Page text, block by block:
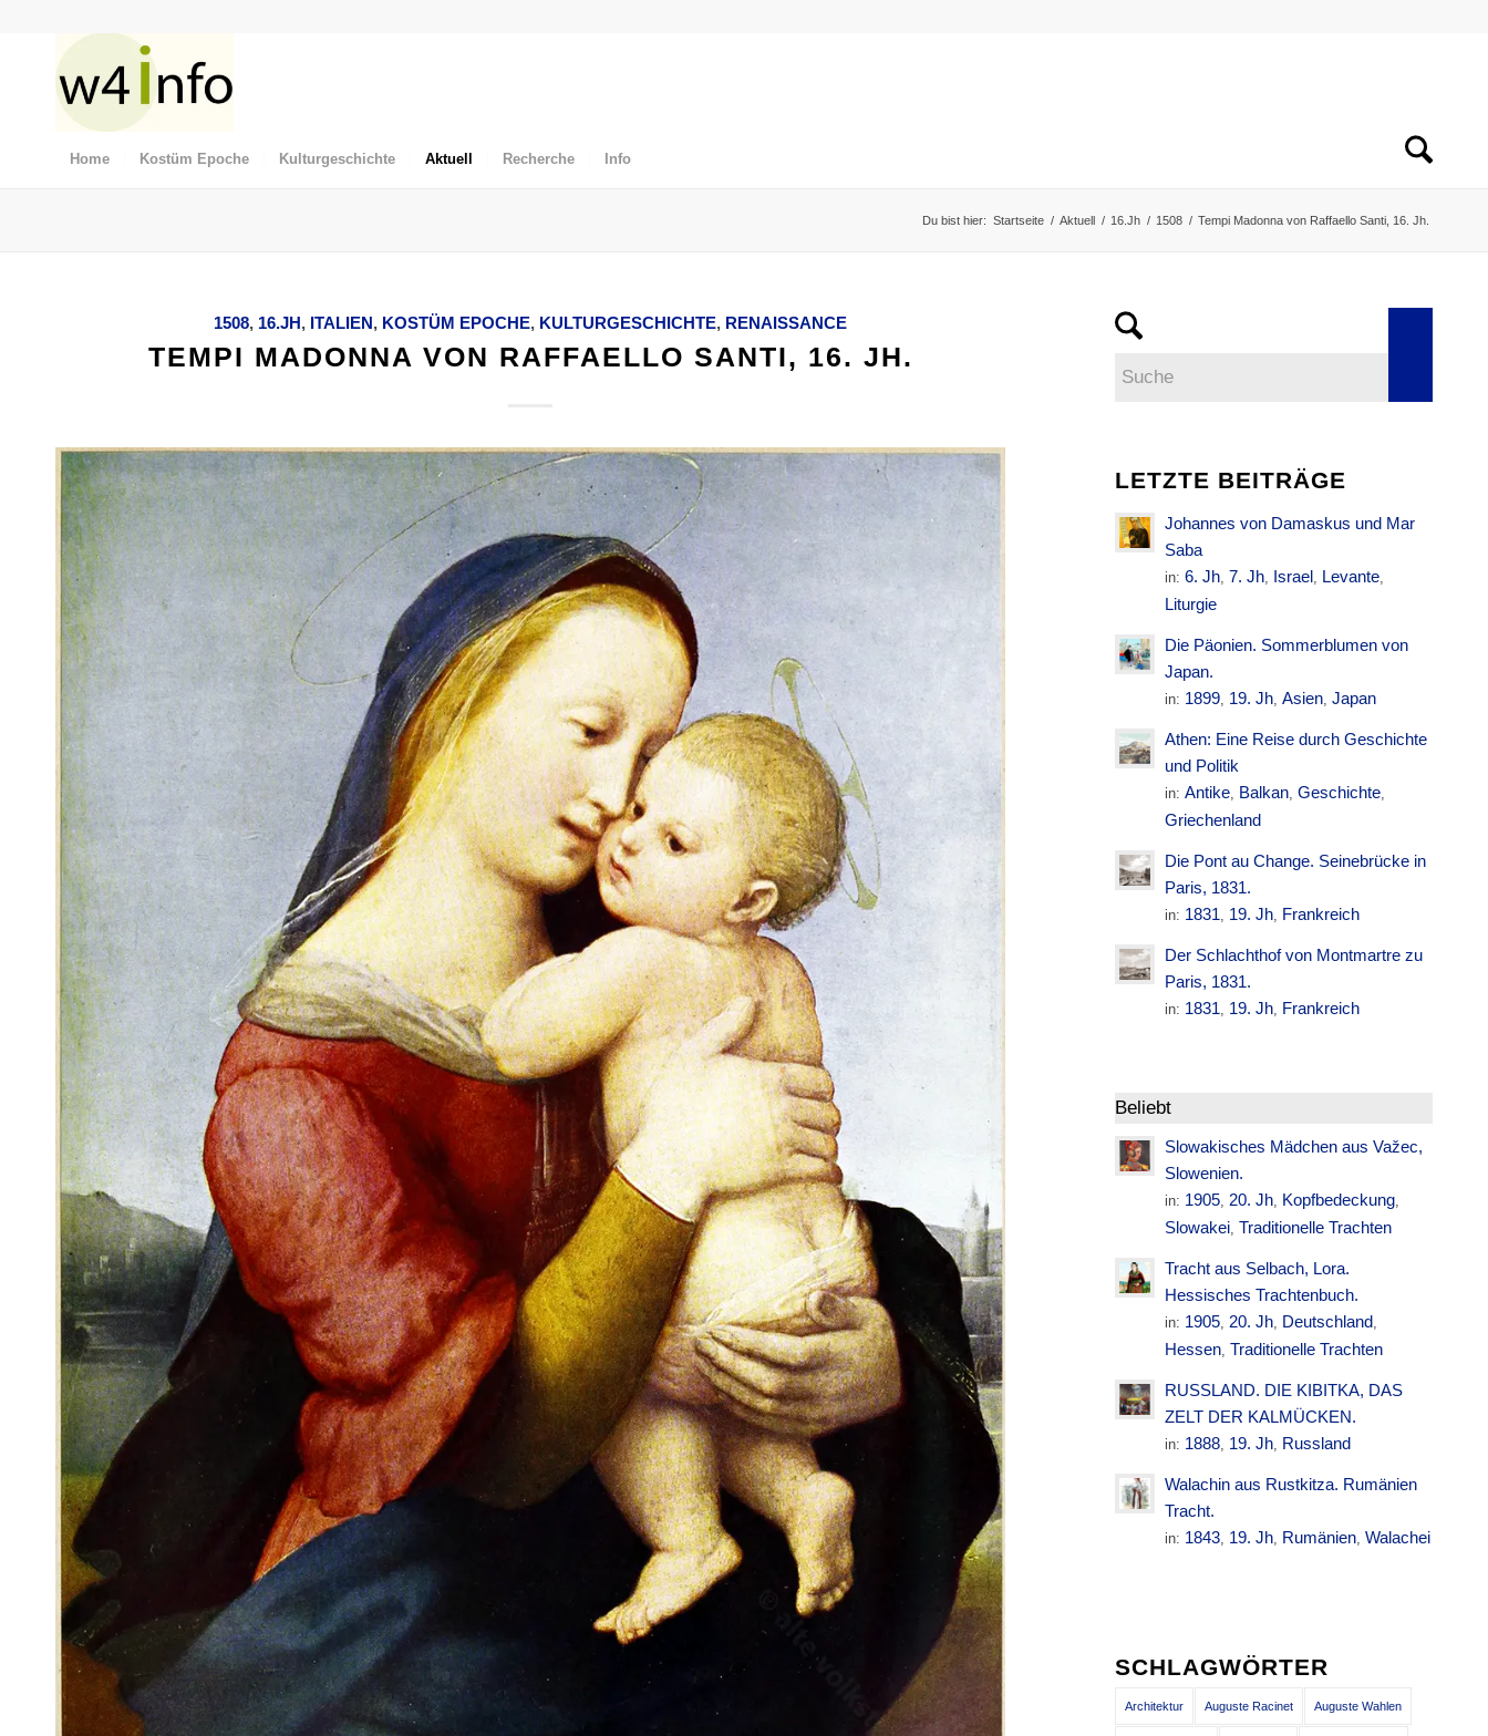
Home Kostüm Epoche Kulturgeschichte Aktuell Recherche Info
Du bist hier: Startseite / Aktuell / 16.Jh / 1508 / Tempi Madonna von Raffaello Santi, 16. Jh.
1508, 16.JH, ITALIEN, KOSTÜM EPOCHE, KULTURGESCHICHTE, RENAISSANCE
TEMPI MADONNA VON RAFFAELLO SANTI, 16. JH.
LETZTE BEITRÄGE
Johannes von Damaskus und Mar
Saba
in:6. Jh, 7. Jh, Israel, Levante,
Liturgie
Die Päonien. Sommerblumen von
Japan.
in: 1899, 19. Jh,Asien,Japan
Athen: Eine Reise durch Geschichte
und Politik
in:Antike, Balkan,Geschichte,
Griechenland
Die Pont au Change. Seinebrücke in
Paris, 1831.
in: 1831, 19. Jh, Frankreich
Der Schlachthof von Montmartre zu
Paris, 1831.
in: 1831, 19. Jh, Frankreich
Beliebt
Slowakisches Mädchen aus Važec,
Slowenien.
in: 1905,20. Jh, Kopfbedeckung,
Slowakei, Traditionelle Trachten
Tracht aus Selbach, Lora.
Hessisches Trachtenbuch.
in: 1905,20. Jh, Deutschland,
Hessen, Traditionelle Trachten
RUSSLAND. DIE KIBITKA, DAS
ZELT DER KALMÜCKEN.
in: 1888, 19. Jh, Russland
Walachin aus Rustkitza. Rumänien
Tracht.
in: 1843, 19. Jh, Rumänien,Walachei
SCHLAGWÖRTER
Architektur Auguste Racinet Auguste Wahlen